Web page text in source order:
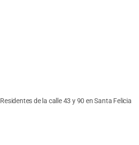
Residentes de la calle 43 y 90 en Santa Felicia